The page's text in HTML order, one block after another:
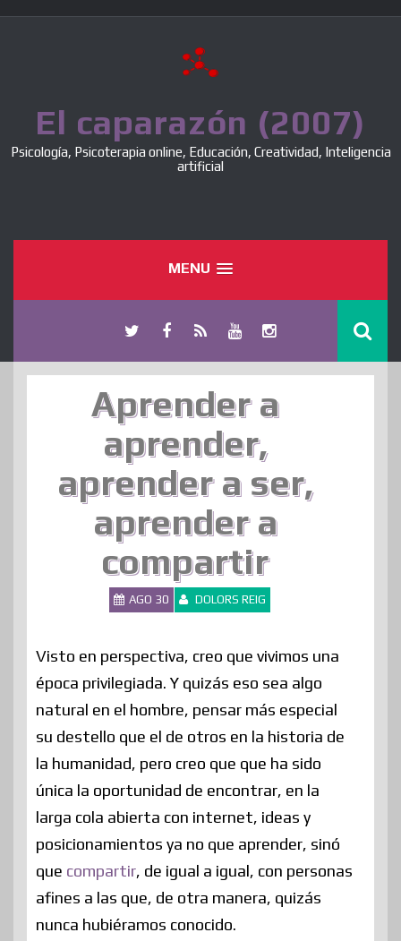
El caparazón (2007)
Psicología, Psicoterapia online, Educación, Creatividad, Inteligencia
artificial
MENU
Aprender a
aprender,
aprender a ser,
aprender a
compartir
AGO 30 DOLORS REIG
Visto en perspectiva, creo que vivimos una
época privilegiada. Y quizás eso sea algo
natural en el hombre, pensar más especial
su destello que el de otros en la historia de
la humanidad, pero creo que que ha sido
única la oportunidad de encontrar, en la
larga cola abierta con internet, ideas y
posicionamientos ya no que aprender, sinó
que compartir, de igual a igual, con personas
afines a las que, de otra manera, quizás
nunca hubiéramos conocido.